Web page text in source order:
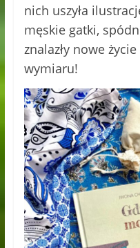
nich uszyła
męskie gatki,
znalazły nowe
wymiaru!